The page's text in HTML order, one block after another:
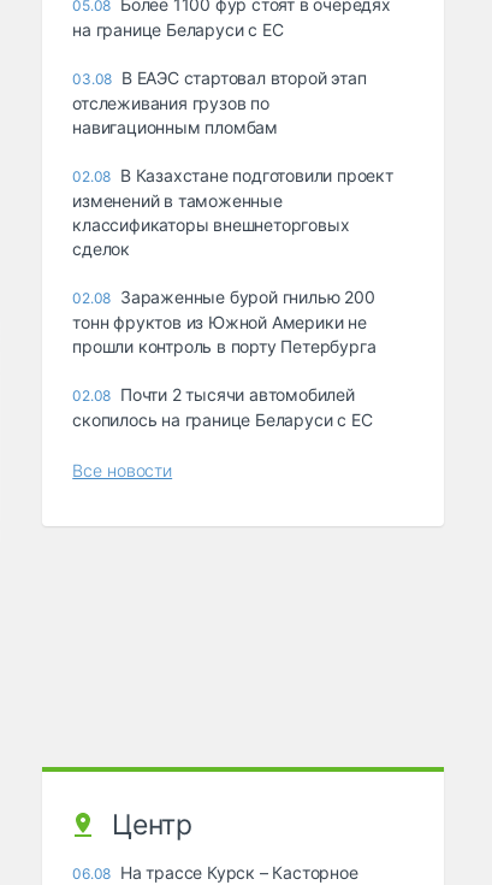
05.08 Более 1100 фур стоят в очередях
на границе Беларуси с ЕС
03.08 В ЕАЭС стартовал второй этап
отслеживания грузов по
навигационным пломбам
02.08 В Казахстане подготовили проект
изменений в таможенные
классификаторы внешнеторговых
сделок
02.08 Зараженные бурой гнилью 200
тонн фруктов из Южной Америки не
прошли контроль в порту Петербурга
02.08 Почти 2 тысячи автомобилей
скопилось на границе Беларуси с ЕС
Все новости
Центр
06.08 На трассе Курск – Касторное